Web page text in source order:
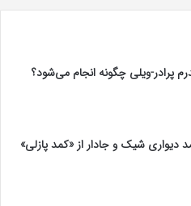
پرادر-ویلی چگونه انجام می‌شود؟
دیواری شیک و جادار از «کمد پازلی»